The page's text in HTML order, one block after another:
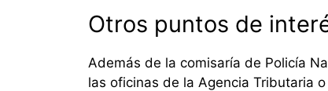
Otros puntos de
Además de la comisaría de Policía
las oficinas de la Agencia Tributaria